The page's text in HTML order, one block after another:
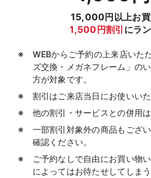
15,000円以上お買
1,500円割引 にラ
WEBからご予約の上来店いた
ズ交換・メガネフレーム」の
方が対象です。
割引はご来店当日にお使いいた
他の割引・サービスとの併用は
一部割引対象外の商品もござ
確認ください。
ご予約なしで自由にお買い物
によってはお待たせしてしま